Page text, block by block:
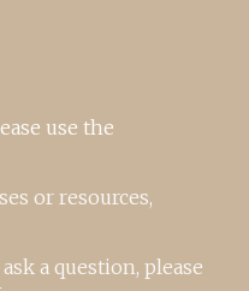
use the
or resources,
a question, please